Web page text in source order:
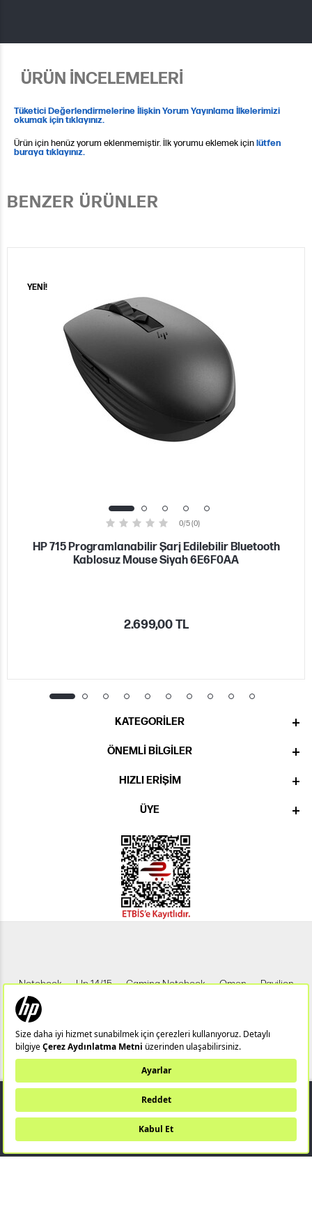
799,00 TL
SEPETE EKLE
ÜRÜN İNCELEMELERİ
Tüketici Değerlendirmelerine İlişkin Yorum Yayınlama İlkelerimizi
okumak için tıklayınız.
Ürün için henüz yorum eklenmemiştir. İlk yorumu eklemek içinlütfen
buraya tıklayınız.
BENZER ÜRÜNLER
YENİ!
0/5 (0)
HP 715 Programlanabilir Şarj Edilebilir Bluetooth
Kablosuz Mouse Siyah 6E6F0AA
2.699,00 TL
KATEGORILER
ÖNEMLI BILGILER
HIZLI ERIŞIM
ÜYE
Notebook Hp 14/15 Gaming Notebook Omen Pavilion
Pavilion Gaming
X360 Aero ProDesk HP IPS Monitör HP LED Monitör
Bu web sitesi (hpstore.com.tr) HP Resmi İş Ortağı TUNGSTEN TEKNOLOJİ
SANAYİ VE TİCARET A.Ş tarafından yönetilmektedir.